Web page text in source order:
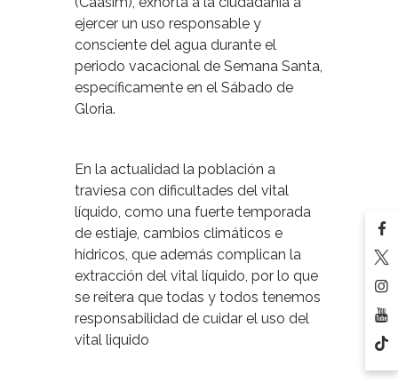
ejercer un uso responsable y
consciente del agua durante el
periodo vacacional de Semana Santa,
específicamente en el Sábado de
Gloria.
En la actualidad la población a
traviesa con dificultades del vital
líquido, como una fuerte temporada
de estiaje, cambios climáticos e
hídricos, que además complican la
extracción del vital líquido, por lo que
se reitera que todas y todos tenemos
responsabilidad de cuidar el uso del
vital liquido